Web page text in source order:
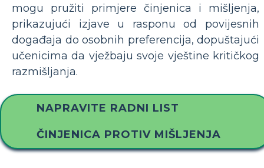
mogu pružiti primjere činjenica i mišljenja,
prikazujući izjave u rasponu od povijesnih
događaja do osobnih preferencija, dopuštajući
učenicima da vježbaju svoje vještine kritičkog
razmišljanja.
NAPRAVITE RADNI LIST
ČINJENICA PROTIV MIŠLJENJA